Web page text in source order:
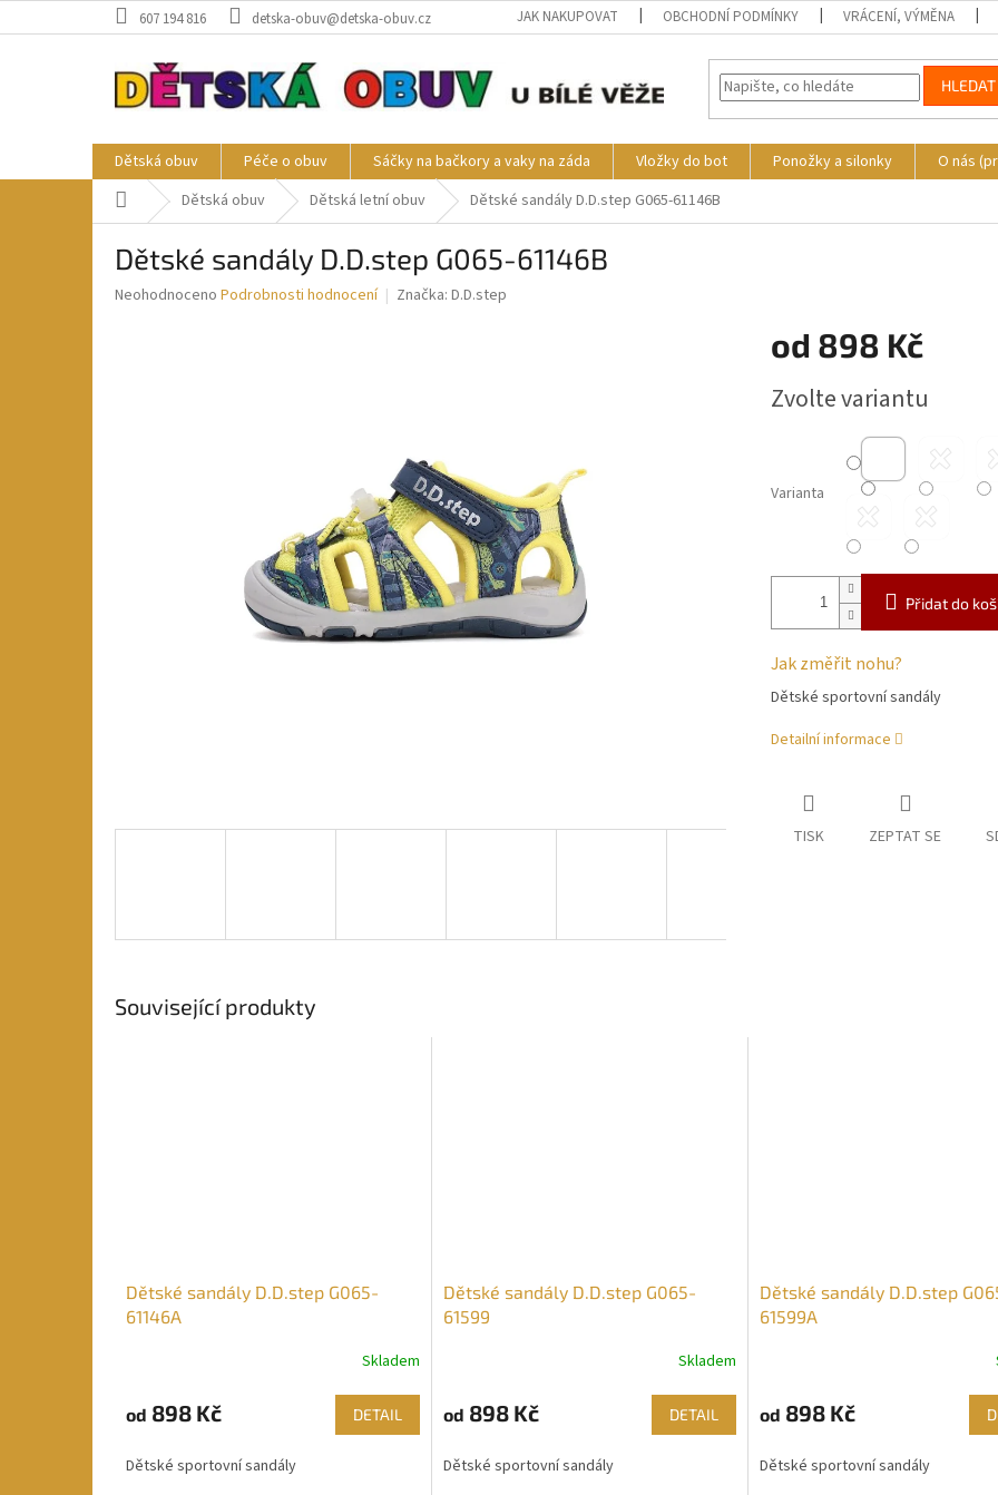
na
607 194 816 detska-obuv@detska-obuv.cz JAK NAKUPOVAT OBCHODNÍ PODMÍNKY VRÁCENÍ, VÝMĚNA
HLEDAT
Dětská obuv Péče o obuv Sáčky na bačkory a vaky na záda Vložky do bot Ponožky a silonky O nás
Domů Dětská obuv Dětská letní obuv Dětské sandály D.D.step G065-61146B
Dětské sandály D.D.step G065-61146B
Průměrné
Neohodnoceno Podrobnosti hodnocení Značka: D.D.step
od 898 Kč
cena:
Zvolte variantu
Varianta
Přidat do
Jak změřit nohu?
Dětské sportovní sandály
Detailní informace
TISK ZEPTAT SE
Související produkty
Dětské sandály D.D.step G065-
61146A
Skladem
od 898 Kč DETAIL
Dětské sportovní sandály
Dětské sandály D.D.step G065-
61599
Skladem
od 898 Kč DETAIL
Dětské sportovní sandály
Dětské sandály D.D.step
61599A
od 898 Kč
Dětské sportovní sandály